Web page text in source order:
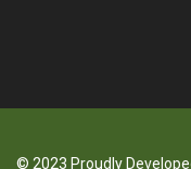
© 2023 Proudly